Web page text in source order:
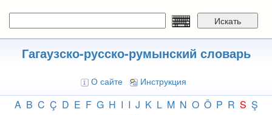
Искать
Гагаузско-русско-румынский словарь
О сайте Инструкция
A B C Ç D E F G H I I J K L M N O Ö P R S Ş